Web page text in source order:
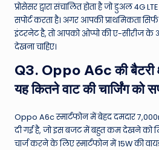
प्रोसेसर द्वारा संचालित होता है जो डुअल 4G
सपोर्ट करता है। अगर आपकी प्राथमिकता
इंटरनेट है, तो आपको ओप्पो की ए-सीरीज के
देखना चाहिए।
Q3. Oppo A6c की बैटरी
यह कितने वाट की चार्जिंग को
Oppo A6c स्मार्टफोन में बेहद दमदार
दी गई है, जो इस बजट में बहुत कम देखने को
चार्ज करने के लिए स्मार्टफोन में 15W की